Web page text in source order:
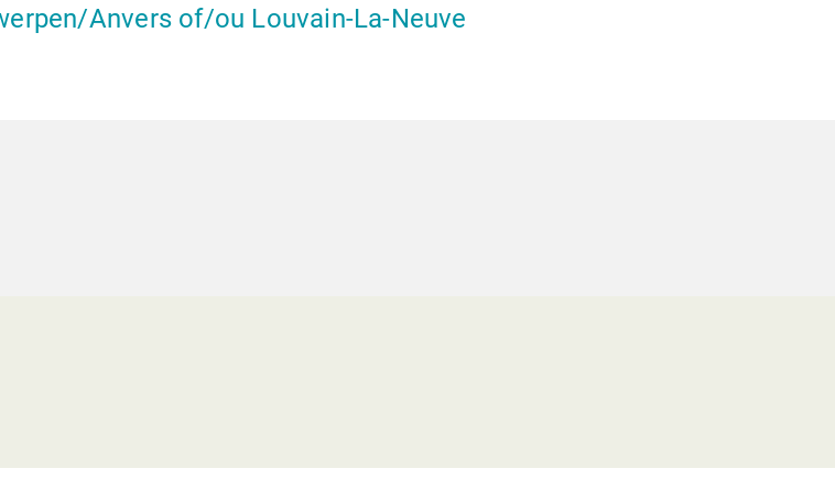
Anvers of/ou Louvain-La-Neuve